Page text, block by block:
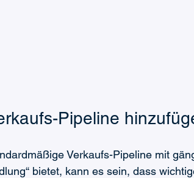
Pipeline
Verkaufs-Pipeline mit
bietet, kann es sein, dass